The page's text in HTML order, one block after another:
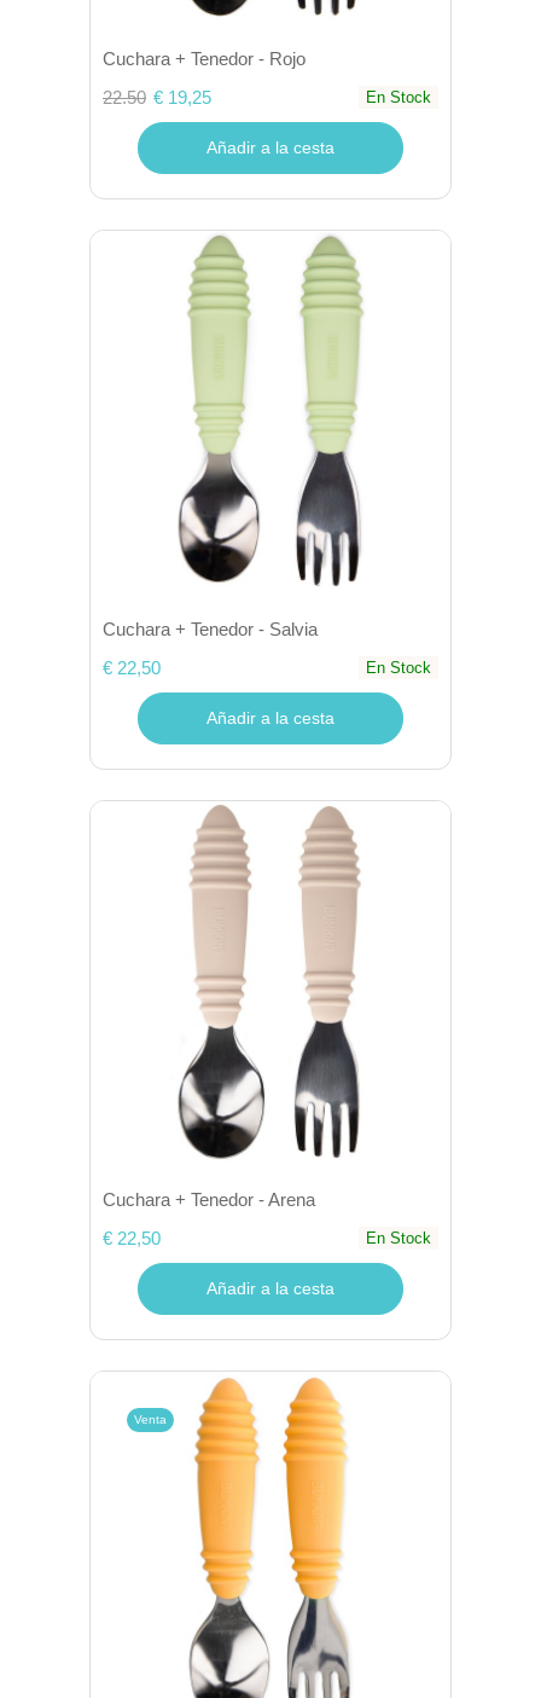
Cuchara + Tenedor - Rojo
22.50 € 19,25 En Stock
Añadir a la cesta
Cuchara + Tenedor - Salvia
€ 22,50
En Stock
Añadir a la cesta
Cuchara + Tenedor - Arena
€ 22,50
En Stock
Añadir a la cesta
Venta